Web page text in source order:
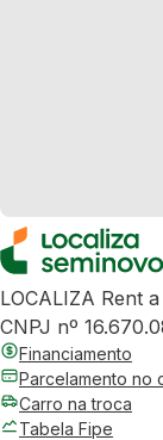
LOCALIZA Rent
CNPJ nº
Financiamento
Parcelamento no
Carro na troca
Tabela Fipe